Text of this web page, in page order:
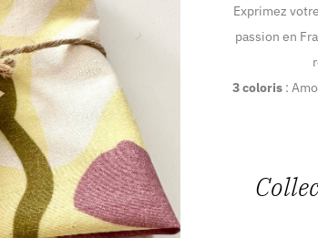
Exprimez
passion en
3 coloris :